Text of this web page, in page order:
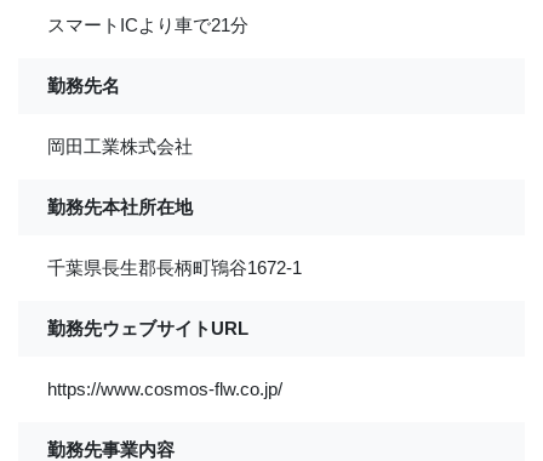
スマートICより車で21分
勤務先名
岡田工業株式会社
勤務先本社所在地
千葉県長生郡長柄町鴇谷1672-1
勤務先ウェブサイトURL
https://www.cosmos-flw.co.jp/
勤務先事業内容